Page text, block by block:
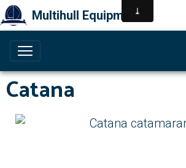
Multihull Equipment
Catana